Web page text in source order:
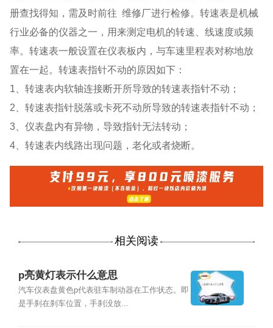
册查找得知，需及时前往 维修厂进行检修。转速表是机械
行业必备的仪器之一，用来测定电机的转速、线速度或频
率。转速表一般设置在仪表板内，与车速里程表对称地放
置在一起。转速表指针不动的原因如下：
1、转速表内软轴连接断开所导致的转速表指针不动；
2、转速表指针脱落或卡死不动所导致的转速表指针不动；
3、仪表盘内有异物，导致指针无法转动；
4、转速表内线路出现问题，老化或者烧断。
相关阅读
p亮黄灯表示什么意思
汽车仪表盘黄色p代表驻车制动器在工作状态。即
是手刹在刹车位置，手刹没放...